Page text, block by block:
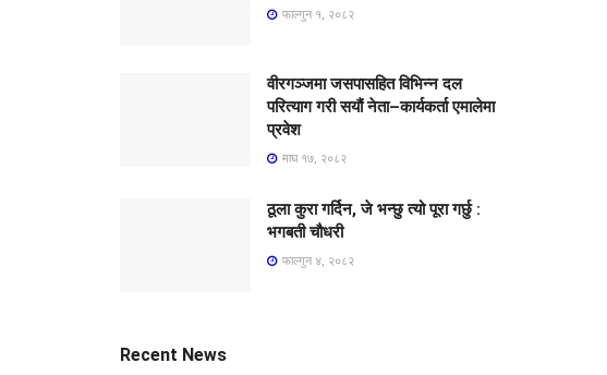
फाल्गुन १, २०८२
वीरगञ्जमा जसपासहित विभिन्न दल
परित्याग गरी सयौं नेता–कार्यकर्ता एमालेमा
प्रवेश
माघ १७, २०८२
ठूला कुरा गर्दिन, जे भन्छु त्यो पूरा गर्छु :
भगबती चौधरी
फाल्गुन ४, २०८२
Recent News